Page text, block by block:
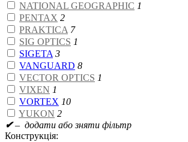
NATIONAL GEOGRAPHIC 1
PENTAX 2
PRAKTICA 7
SIG OPTICS 1
SIGETA 3
VANGUARD 8
VECTOR OPTICS 1
VIXEN 1
VORTEX 10
YUKON 2
✔– додати або зняти фільтр
Конструкція: